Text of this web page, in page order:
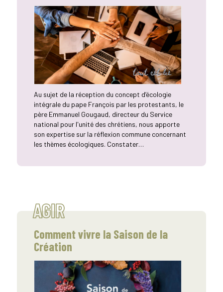
Au sujet de la réception du concept d’écologie
intégrale du pape François par les protestants, le
père Emmanuel Gougaud, directeur du Service
national pour l'unité des chrétiens, nous apporte
son expertise sur la réflexion commune concernant
les thèmes écologiques. Constater…
AGIR
Comment vivre la Saison de la
Création